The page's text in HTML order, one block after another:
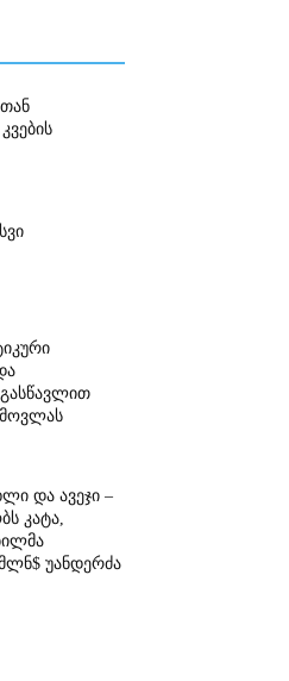
გასწავლით
და ავეჯი –
კატა,
უანდერძა